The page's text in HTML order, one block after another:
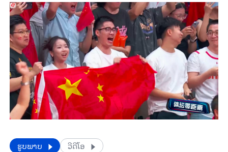
​​ຮູບພາບ ວີດີໂອ